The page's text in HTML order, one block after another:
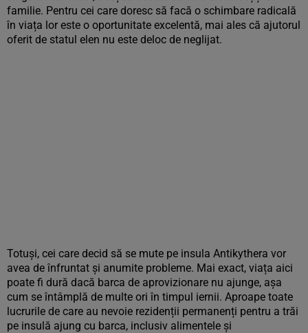
familie. Pentru cei care doresc să facă o schimbare radicală
în viața lor este o oportunitate excelentă, mai ales că ajutorul
oferit de statul elen nu este deloc de neglijat.
Totuși, cei care decid să se mute pe insula Antikythera vor
avea de înfruntat și anumite probleme. Mai exact, viața aici
poate fi dură dacă barca de aprovizionare nu ajunge, așa
cum se întâmplă de multe ori în timpul iernii. Aproape toate
lucrurile de care au nevoie rezidenții permanenți pentru a trăi
pe insulă ajung cu barca, inclusiv alimentele și